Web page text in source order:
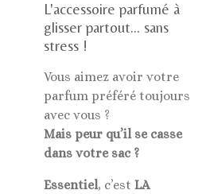
L'accessoire parfumé à
glisser partout… sans
stress !
Vous aimez avoir votre
parfum préféré toujours
avec vous ?
Mais peur qu’il se casse
dans votre sac ?
Essentiel, c’est LA